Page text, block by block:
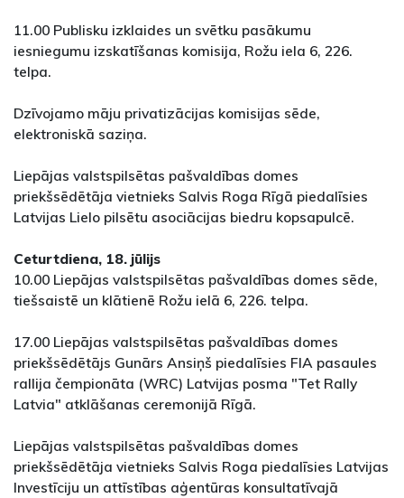
11.00 Publisku izklaides un svētku pasākumu
iesniegumu izskatīšanas komisija, Rožu iela 6, 226.
telpa.
Dzīvojamo māju privatizācijas komisijas sēde,
elektroniskā saziņa.
Liepājas valstspilsētas pašvaldības domes
priekšsēdētāja vietnieks Salvis Roga Rīgā piedalīsies
Latvijas Lielo pilsētu asociācijas biedru kopsapulcē.
Ceturtdiena, 18. jūlijs
10.00 Liepājas valstspilsētas pašvaldības domes sēde,
tiešsaistē un klātienē Rožu ielā 6, 226. telpa.
17.00 Liepājas valstspilsētas pašvaldības domes
priekšsēdētājs Gunārs Ansiņš piedalīsies FIA pasaules
rallija čempionāta (WRC) Latvijas posma "Tet Rally
Latvia" atklāšanas ceremonijā Rīgā.
Liepājas valstspilsētas pašvaldības domes
priekšsēdētāja vietnieks Salvis Roga piedalīsies Latvijas
Investīciju un attīstības aģentūras konsultatīvajā